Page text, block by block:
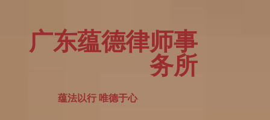
广东蕴德律师事
务所
蕴法以行 唯德于心